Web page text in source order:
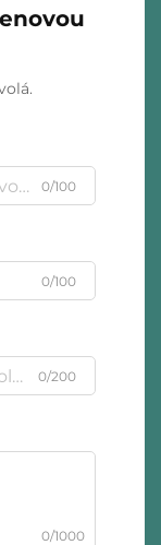
0/100
0/100
0/200
0/1000